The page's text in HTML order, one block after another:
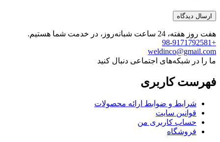
هفت روز هفته، 24 ساعت شبانه‌روز، در خدمت شما هستیم.
+98-9171792581
weldinco@gmail.com
ما را در شبکه‌های اجتماعی دنبال کنید
فهرست کاربری
شرایط و ضوابط ارائه محصولات
قوانین سایت
حساب کاربری من
فروشگاه